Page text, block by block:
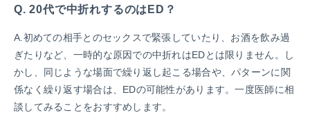
Q. 20代で中折れするのはED？
A.初めての相手とのセックスで緊張していたり、お酒を飲み過
ぎたりなど、一時的な原因での中折れはEDとは限りません。し
かし、同じような場面で繰り返し起こる場合や、パターンに関
係なく繰り返す場合は、EDの可能性があります。一度医師に相
談してみることをおすすめします。